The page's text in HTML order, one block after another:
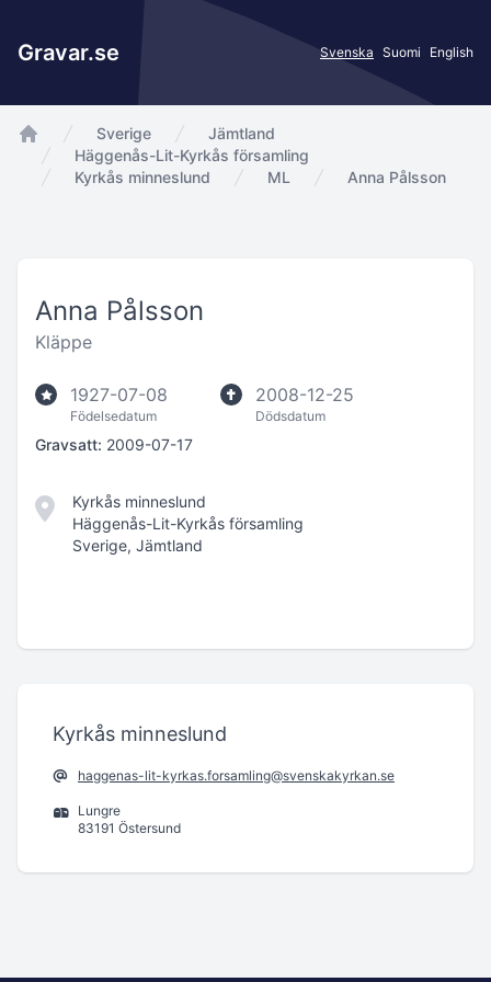
Gravar.se Svenska Suomi English
app.Start
Sverige
Jämtland
Häggenås-Lit-Kyrkås församling
Kyrkås minneslund
ML Anna Pålsson
Anna Pålsson
Kläppe
1927-07-08
Födelsedatum
2008-12-25
Dödsdatum
Gravsatt: 2009-07-17
Kyrkås minneslund
Häggenås-Lit-Kyrkås församling
Sverige, Jämtland
Kyrkås minneslund
haggenas-lit-kyrkas.forsamling@svenskakyrkan.se
Lungre
83191 Östersund